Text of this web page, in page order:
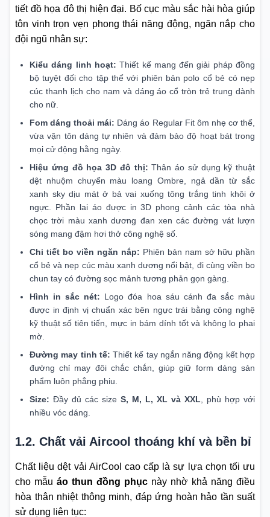
tiết đồ họa đô thị hiện đại. Bố cục màu sắc hài hòa giúp
tôn vinh trọn vẹn phong thái năng động, ngăn nắp cho
đội ngũ nhân sự:
Kiểu dáng linh hoạt: Thiết kế mang đến giải pháp đồng
bộ tuyệt đối cho tập thể với phiên bản polo cổ bẻ có nẹp
cúc thanh lịch cho nam và dáng áo cổ tròn trẻ trung dành
cho nữ.
Fom dáng thoải mái: Dáng áo Regular Fit ôm nhẹ cơ thể,
vừa vặn tôn dáng tự nhiên và đảm bảo độ hoạt bát trong
mọi cử động hằng ngày.
Hiệu ứng đồ họa 3D đô thị: Thân áo sử dụng kỹ thuật
dệt nhuộm chuyển màu loang Ombre, ngả dần từ sắc
xanh sky dịu mát ở bả vai xuống tông trắng tinh khôi ở
ngực. Phần lai áo được in 3D phong cảnh các tòa nhà
chọc trời màu xanh dương đan xen các đường vát lượn
sóng mang đậm hơi thở công nghệ số.
Chi tiết bo viền ngăn nắp: Phiên bản nam sở hữu phần
cổ bẻ và nẹp cúc màu xanh dương nổi bật, đi cùng viền bo
chun tay có đường sọc mảnh tương phản gọn gàng.
Hình in sắc nét: Logo đóa hoa sáu cánh đa sắc màu
được in định vị chuẩn xác bên ngực trái bằng công nghệ
kỹ thuật số tiên tiến, mực in bám dính tốt và không lo phai
mờ.
Đường may tinh tế: Thiết kế tay ngắn năng động kết hợp
đường chỉ may đôi chắc chắn, giúp giữ form dáng sản
phẩm luôn phẳng phiu.
Size: Đầy đủ các size S, M, L, XL và XXL , phù hợp với
nhiều vóc dáng.
1.2. Chất vải Aircool thoáng khí và bền bỉ
Chất liệu dệt vải AirCool cao cấp là sự lựa chọn tối ưu
cho mẫu áo thun đồng phục này nhờ khả năng điều
hòa thân nhiệt thông minh, đáp ứng hoàn hảo tần suất
sử dụng liên tục: